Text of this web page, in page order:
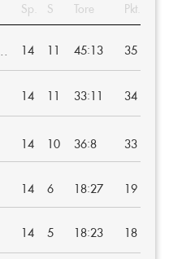
Sp. S Tore Pkt.
14 11 45:13 35
14 11 33:11 34
14 10 36:8 33
14 6 18:27 19
14 5 18:23 18